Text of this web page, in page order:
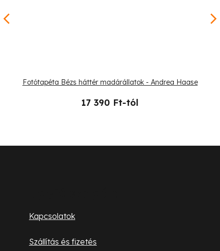
Fotótapéta Bézs háttér madárállatok - Andrea Haase
17 390 Ft-tól
Kapcsolatok
Szállítás és fizetés